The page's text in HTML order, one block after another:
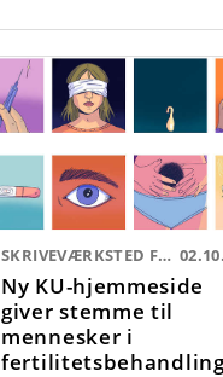
SKRIVEVÆRKSTED FOR MENNESKER I FERTILITETSBEHANDLING
Ny KU-hjemmeside
giver stemme til
mennesker i